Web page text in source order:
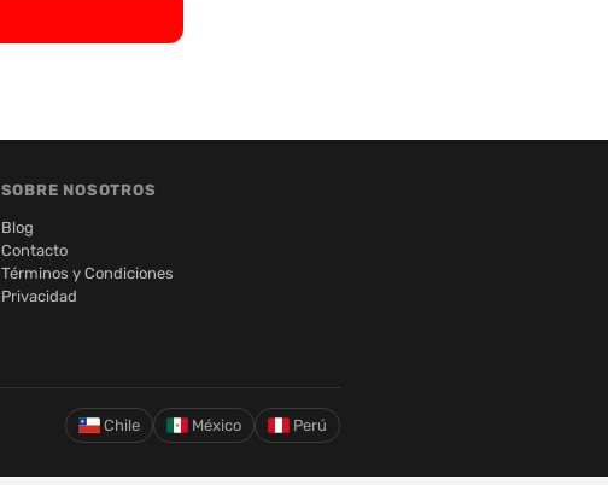
SOBRE NOSOTROS
Blog
Contacto
Términos y Condiciones
Privacidad
Chile México Perú